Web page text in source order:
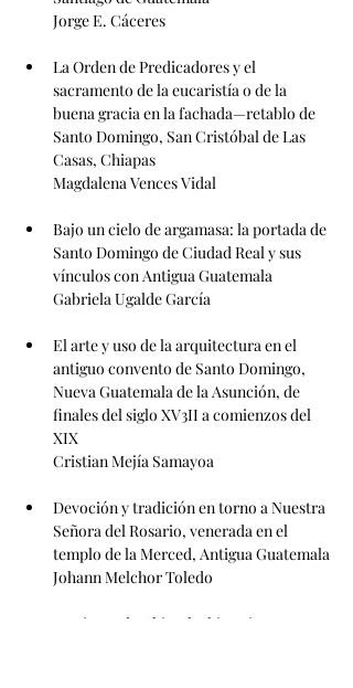
Jorge E. Cáceres
La Orden de Predicadores y el
sacramento de la eucaristía o de la
buena gracia en la fachada—retablo de
Santo Domingo, San Cristóbal de Las
Casas, Chiapas
Magdalena Vences Vidal
Bajo un cielo de argamasa: la portada de
Santo Domingo de Ciudad Real y sus
vínculos con Antigua Guatemala
Gabriela Ugalde García
El arte y uso de la arquitectura en el
antiguo convento de Santo Domingo,
Nueva Guatemala de la Asunción, de
finales del siglo XV3II a comienzos del
XIX
Cristian Mejía Samayoa
Devoción y tradición en torno a Nuestra
Señora del Rosario, venerada en el
templo de la Merced, Antigua Guatemala
Johann Melchor Toledo
La Virgen de Chiantla: historia y